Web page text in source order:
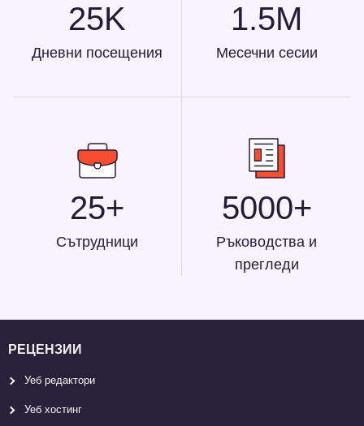
25K
Дневни посещения
1.5M
Месечни сесии
25+
Сътрудници
5000+
Ръководства и
прегледи
РЕЦЕНЗИИ
Уеб редактори
Уеб хостинг